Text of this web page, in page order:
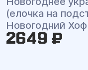
(елочка на
Новогодний Хоф
2649 ₽